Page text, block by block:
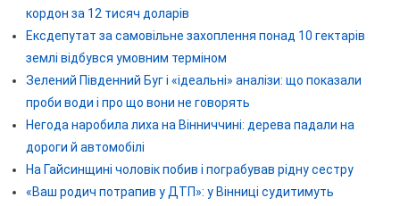
кордон за 12 тисяч доларів
Ексдепутат за самовільне захоплення понад 10 гектарів
землі відбувся умовним терміном
Зелений Південний Буг і «ідеальні» аналізи: що показали
проби води і про що вони не говорять
Негода наробила лиха на Вінниччині: дерева падали на
дороги й автомобілі
На Гайсинщині чоловік побив і пограбував рідну сестру
«Ваш родич потрапив у ДТП»: у Вінниці судитимуть